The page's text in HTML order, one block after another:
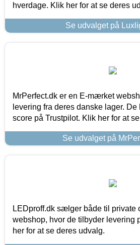
hverdage. Klik her for at se deres
Se udvalget på
MrPerfect.dk er en E-mærket
levering fra deres danske lager. De
score på Trustpilot. Klik her for at
Se udvalget på
LEDproff.dk sælger både til private
webshop, hvor de tilbyder levering
her for at se deres udvalg.